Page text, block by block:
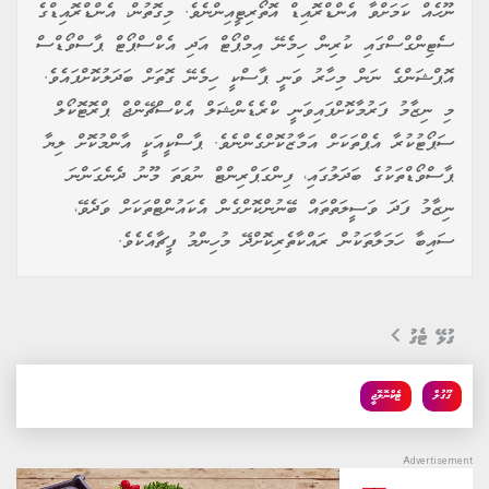
ނޫހެއް ކަމަށްވާ އެންޑްރޮއިޑް އޮތޯރިޓީއިންނެވެ. މިގޮތުން، އެންޑްރޮއިޑްގެ
ސެޓިންގްސްގައި ކުރިން ހިމެނޭ އިމްޕޯޓް އަދި އެކްސްޕޯޓް ޕާސްވޯޑްސް
އޮޕްޝަންގެ ނަން މިހާރު ވަނީ ޕާސްކީ ހިމެނޭ ގޮތަށް ބަދަލުކޮށްފައެވެ.
މި ނިޒާމު ފަރުމާކޮށްފައިވަނީ ކްރެޑެންޝަލް އެކްސްޗޭންޖް ޕްރޮޓޮކޯލް
ސަޕޯޓުކުރާ އެޕްތަކަށް އަމާޒުކޮށްގެންނެވެ. ޕާސްކީއަކީ އާންމުކޮށް ލިޔާ
ޕާސްވޯޑްތަކުގެ ބަދަލުގައި، ފިންގަޕްރިންޓް ނުވަތަ މޫނު ދެނެގަންނަ
ނިޒާމު ފަދަ ވަސީލަތްތައް ބޭނުންކޮށްގެން އެކައުންޓްތަކަށް ވަދެވޭ،
ސައިބާ ހަމަލާތަކުން ރައްކާތެރިކޮށްދޭ މުހިންމު ފީޗާއެކެވެ.
ގުޅޭ ޓެގު
ޓެކްނޮލޮޖީ ގޫގުލް